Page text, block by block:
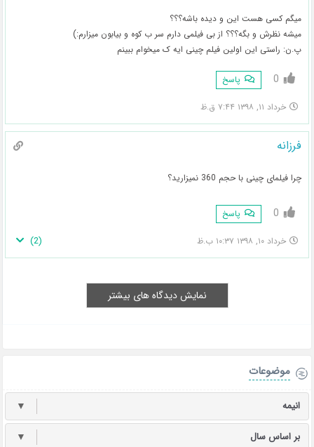
میگم کسی هست این و دیده باشه؟؟؟
میشه نظرش و بگه؟؟؟ از بی فیلمی دارم سر ب کوه و بیابون میزارم:)
پ.ن: راستی این اولین فیلم چینی ایه ک میخوام ببینم
0 پاسخ
خرداد ۱۱, ۱۳۹۸ ۷:۴۴ ق.ظ
فرزانه
چرا فیلمای چینی با حجم 360 نمیزارید؟
0 پاسخ
خرداد ۱۰, ۱۳۹۸ ۱۰:۳۷ ب.ظ (
2
)
نمایش دیدگاه های بیشتر
موضوعات
انیمه ▼
بر اساس سال ▼